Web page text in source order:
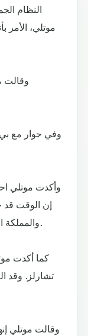
النظام
موتلي، الأمر
وقالت
وفي حوار مع
وأكدت موتلي
إن الوقت قد
والمملكة المتحدة، لتظل الدولتان شريكتين مقرّبتين.
كما أكدت
وقالت موتلي